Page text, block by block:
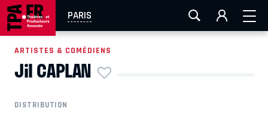
PARIS
AIX-MARSEILLE LA ROCHELLE
EN TOURNÉE
ARTISTES & COMÉDIENS
Jil CAPLAN
DISTRIBUTION